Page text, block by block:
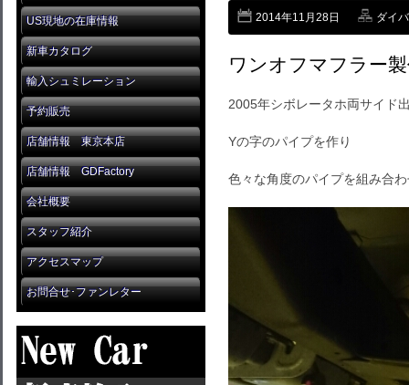
US現地の在庫情報
新車カタログ
輸入シュミレーション
予約販売
店舗情報 東京本店
店舗情報 GDFactory
会社概要
スタッフ紹介
アクセスマップ
お問合せ･ファンレター
2014年11月28日 ダイ
ワンオフマフラー
2005年シボレータホ両サイド
Yの字のパイプを作り
色々な角度のパイプを組み合